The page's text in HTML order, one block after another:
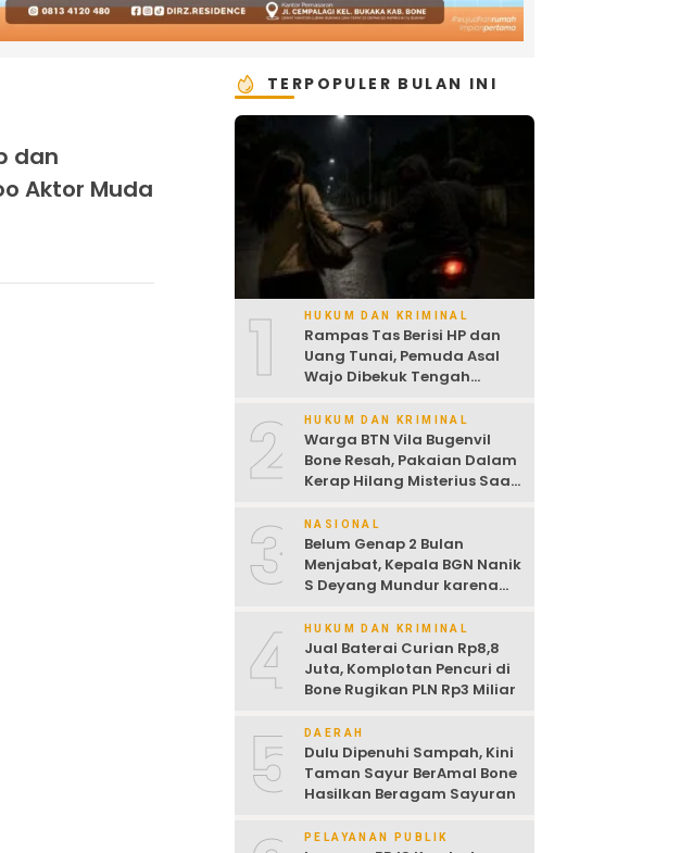
dan
Aktor Muda
TERPOPULER BULAN INI
1 HUKUM DAN KRIMINAL
Rampas Tas Berisi HP dan
Uang Tunai, Pemuda Asal
Wajo Dibekuk Tengah
2 HUKUM DAN KRIMINAL
Warga BTN Vila Bugenvil
Bone Resah, Pakaian Dalam
Kerap Hilang Misterius Saat
3 NASIONAL
Belum Genap 2 Bulan
Menjabat, Kepala BGN Nanik
S Deyang Mundur karena
4 HUKUM DAN KRIMINAL
Jual Baterai Curian Rp8,8
Juta, Komplotan Pencuri di
Bone Rugikan PLN Rp3 Miliar
5 DAERAH
Dulu Dipenuhi Sampah, Kini
Taman Sayur BerAmal Bone
Hasilkan Beragam Sayuran
PELAYANAN PUBLIK